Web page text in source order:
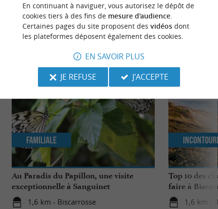
NOUS AVONS TESTÉ POUR VOUS
Au Paradis du Papillon, une visite
exceptionnelle à Sanguinet
1,6 km - Biscarrosse
Familiale
Top 10 des
faire à
1,6 km -
En continuant à naviguer, vous autorisez le dépôt de
cookies tiers à des fins de mesure d'audience.
Certaines pages du site proposent des vidéosdont
les plateformes déposent également des cookies.
EN SAVOIR PLUS
JE REFUSE
J'ACCEPTE